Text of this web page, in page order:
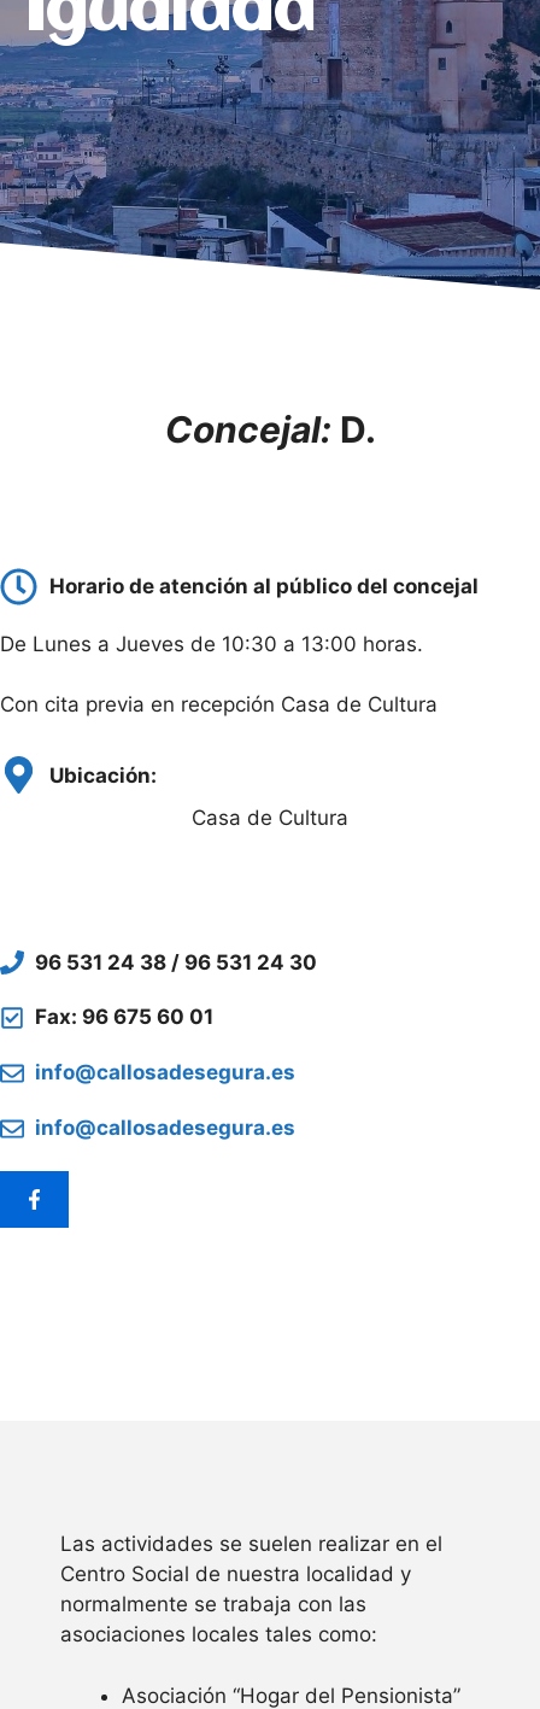
Igualdad
Concejal: D.
Horario de atención al público del concejal
De Lunes a Jueves de 10:30 a 13:00 horas.
Con cita previa en recepción Casa de Cultura
Ubicación:
Casa de Cultura
96 531 24 38 / 96 531 24 30
Fax: 96 675 60 01
info@callosadesegura.es
info@callosadesegura.es
Las actividades se suelen realizar en el
Centro Social de nuestra localidad y
normalmente se trabaja con las
asociaciones locales tales como:
Asociación “Hogar del Pensionista”